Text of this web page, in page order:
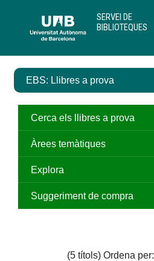
contingut
SERVEI DE
BIBLIOTEQUES
EBS: Llibres a prova
Cerca els llibres a prova
Àrees temàtiques
Explora
Suggeriment de compra
(5 títols) Ordena per: